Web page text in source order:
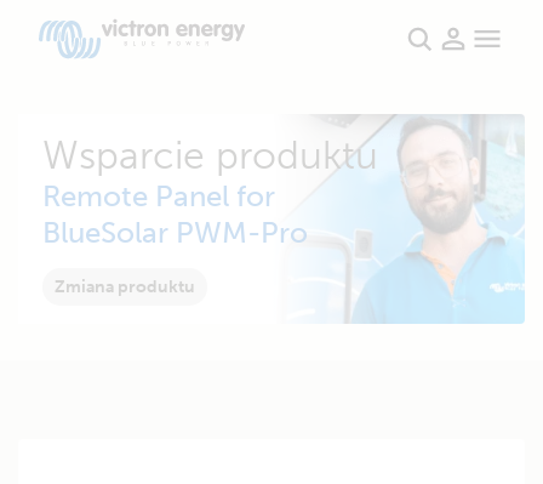
Wsparcie produktu
Remote Panel for
BlueSolar PWM-Pro
Zmiana produktu